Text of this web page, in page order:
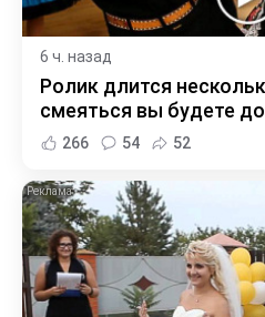
6 ч. назад
Ролик длится
смеяться вы будете
266 54 52